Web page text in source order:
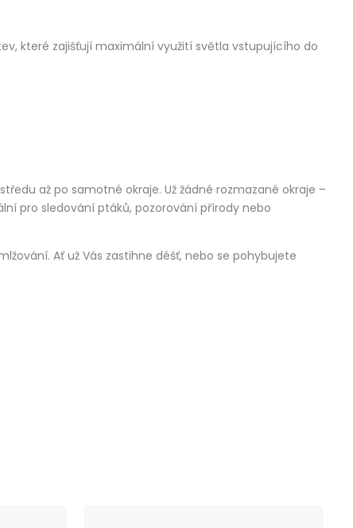
které zajišťují maximální využití světla vstupujícího do
až po samotné okraje. Už žádné rozmazané okraje –
pro sledování ptáků, pozorování přírody nebo
Ať už Vás zastihne déšť, nebo se pohybujete